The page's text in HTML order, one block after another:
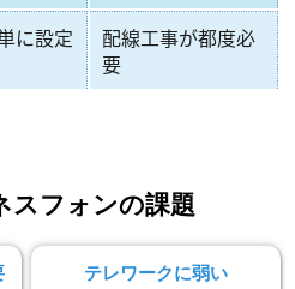
に設定
配線工事が都度必
要
スフォンの課題
テレワークに弱い